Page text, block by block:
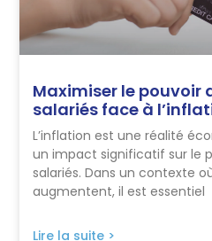
Maximiser le pouvoir
salariés face à
L’inflation est une réalité
un impact significatif sur le
salariés. Dans un contexte
augmentent, il est essentiel
Lire la suite >